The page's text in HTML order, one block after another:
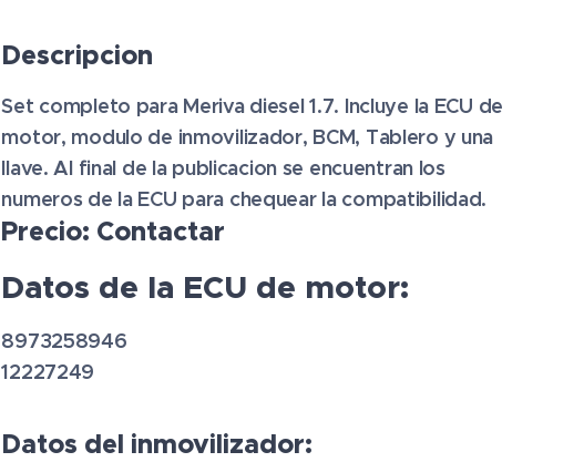
Descripcion
Set completo para Meriva diesel 1.7. Incluye la ECU de
motor, modulo de inmovilizador, BCM, Tablero y una
llave.Al final de la publicacion se encuentran los
numeros de la ECU para chequear la compatibilidad.
Precio: Contactar
Datos de la ECU de motor:
8973258946
12227249
Datos del inmovilizador: